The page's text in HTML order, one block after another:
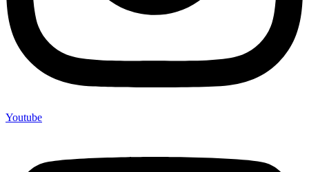
Youtube